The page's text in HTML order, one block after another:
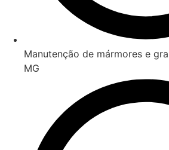
Manutenção de mármores e
MG